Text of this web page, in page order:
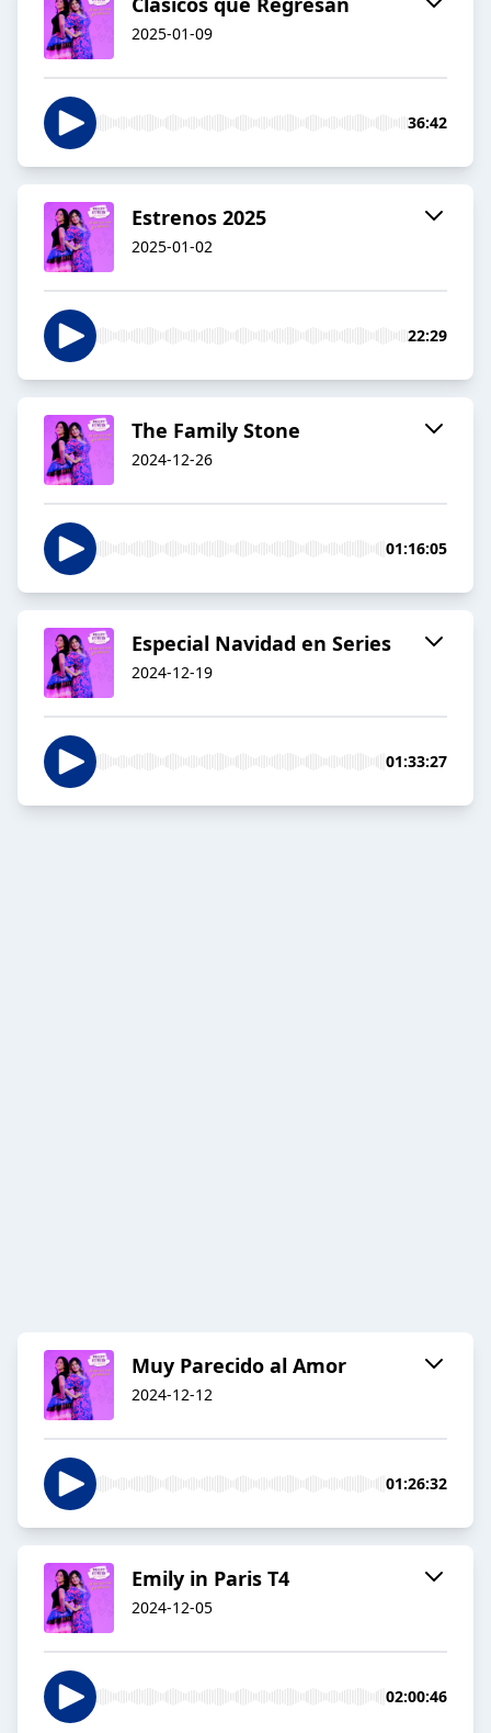
2025-01-09
36:42
Estrenos 2025
2025-01-02
22:29
The Family Stone
2024-12-26
01:16:05
Especial Navidad en Series
2024-12-19
01:33:27
Muy Parecido al Amor
2024-12-12
01:26:32
Emily in Paris T4
2024-12-05
02:00:46